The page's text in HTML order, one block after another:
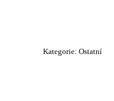
Kategorie: Ostatní